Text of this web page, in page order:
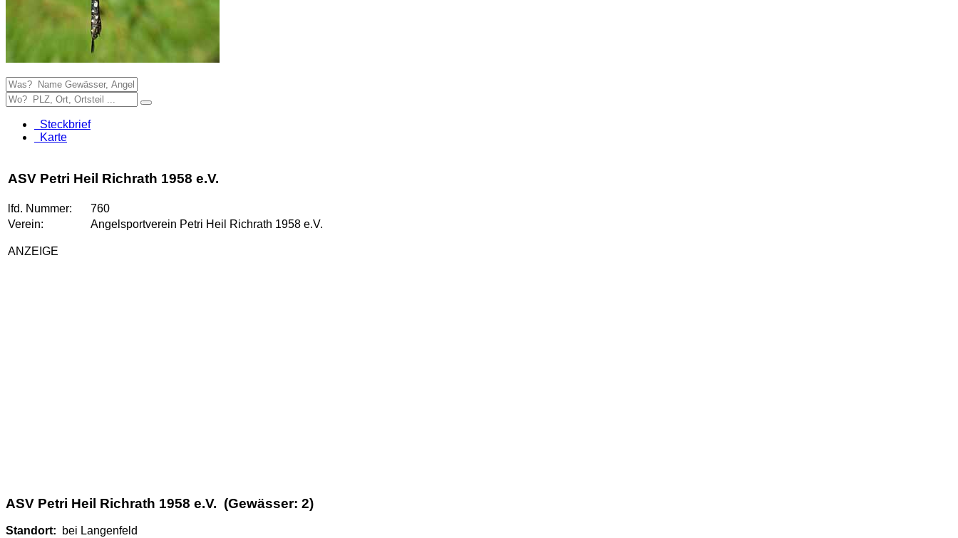
Steckbrief
Karte
ASV Petri Heil Richrath 1958 e.V.
lfd. Nummer:
760
Verein:
Angelsportverein Petri Heil Richrath 1958 e.V.
ANZEIGE
ASV Petri Heil Richrath 1958 e.V. (Gewässer: 2)
Standort: bei Langenfeld